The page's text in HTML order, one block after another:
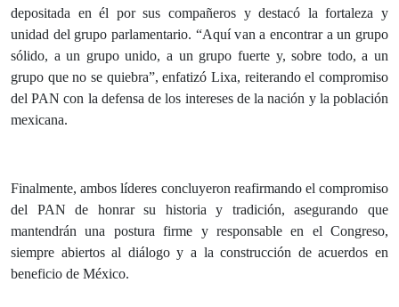
depositada en él por sus compañeros y destacó la fortaleza y
unidad del grupo parlamentario. “Aquí van a encontrar a un grupo
sólido, a un grupo unido, a un grupo fuerte y, sobre todo, a un
grupo que no se quiebra”, enfatizó Lixa, reiterando el compromiso
del PAN con la defensa de los intereses de la nación y la población
mexicana.
Finalmente, ambos líderes concluyeron reafirmando el compromiso
del PAN de honrar su historia y tradición, asegurando que
mantendrán una postura firme y responsable en el Congreso,
siempre abiertos al diálogo y a la construcción de acuerdos en
beneficio de México.